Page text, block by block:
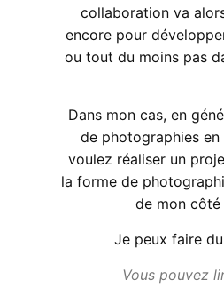
collaboration va
encore pour
ou tout du moins pas
Dans mon cas, en
de photographies en
voulez réaliser un
la forme de
de mon côté
Je peux faire
Vous pouvez